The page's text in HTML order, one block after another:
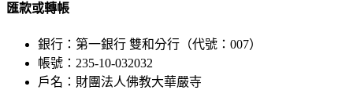
匯款或轉帳
銀行：第一銀行 雙和分行（代號：007）
帳號：235-10-032032
戶名：財團法人佛教大華嚴寺